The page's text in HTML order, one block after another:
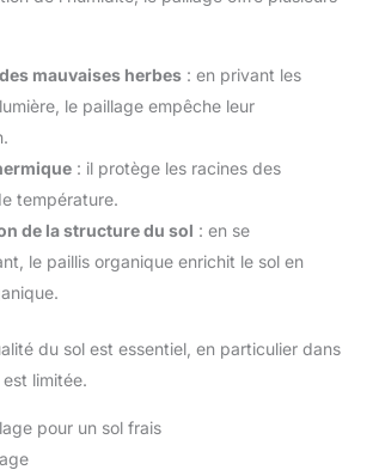
mauvaises herbes : en privant les
le paillage empêche leur
: il protège les racines des
température.
de la structure du sol : en se
le paillis organique enrichit le sol en
du sol est essentiel, en particulier dans
est limitée.
pour un sol frais